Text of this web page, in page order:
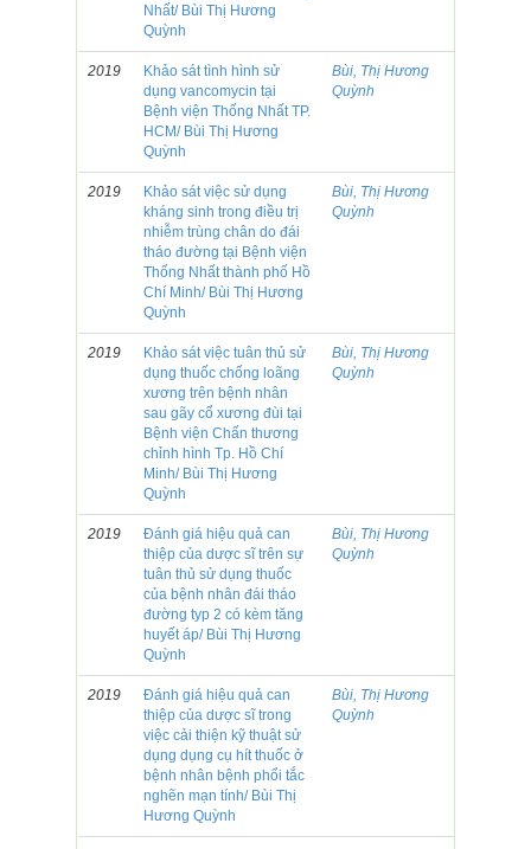
Nhất/ Bùi Thị Hương
Quỳnh
2019
Khảo sát tình hình sử
dụng vancomycin tại
Bệnh viện Thống Nhất TP.
HCM/ Bùi Thị Hương
Quỳnh
Bùi, Thị Hương
Quỳnh
2019
Khảo sát việc sử dụng
kháng sinh trong điều trị
nhiễm trùng chân do đái
tháo đường tại Bệnh viện
Thống Nhất thành phố Hồ
Chí Minh/ Bùi Thị Hương
Quỳnh
Bùi, Thị Hương
Quỳnh
2019
Khảo sát việc tuân thủ sử
dụng thuốc chống loãng
xương trên bệnh nhân
sau gãy cổ xương đùi tại
Bệnh viện Chấn thương
chỉnh hình Tp. Hồ Chí
Minh/ Bùi Thị Hương
Quỳnh
Bùi, Thị Hương
Quỳnh
2019
Đánh giá hiệu quả can
thiệp của dược sĩ trên sự
tuân thủ sử dụng thuốc
của bệnh nhân đái tháo
đường typ 2 có kèm tăng
huyết áp/ Bùi Thị Hương
Quỳnh
Bùi, Thị Hương
Quỳnh
2019
Đánh giá hiệu quả can
thiệp của dược sĩ trong
việc cải thiện kỹ thuật sử
dụng dụng cụ hít thuốc ở
bệnh nhân bệnh phổi tắc
nghẽn mạn tính/ Bùi Thị
Hương Quỳnh
Bùi, Thị Hương
Quỳnh